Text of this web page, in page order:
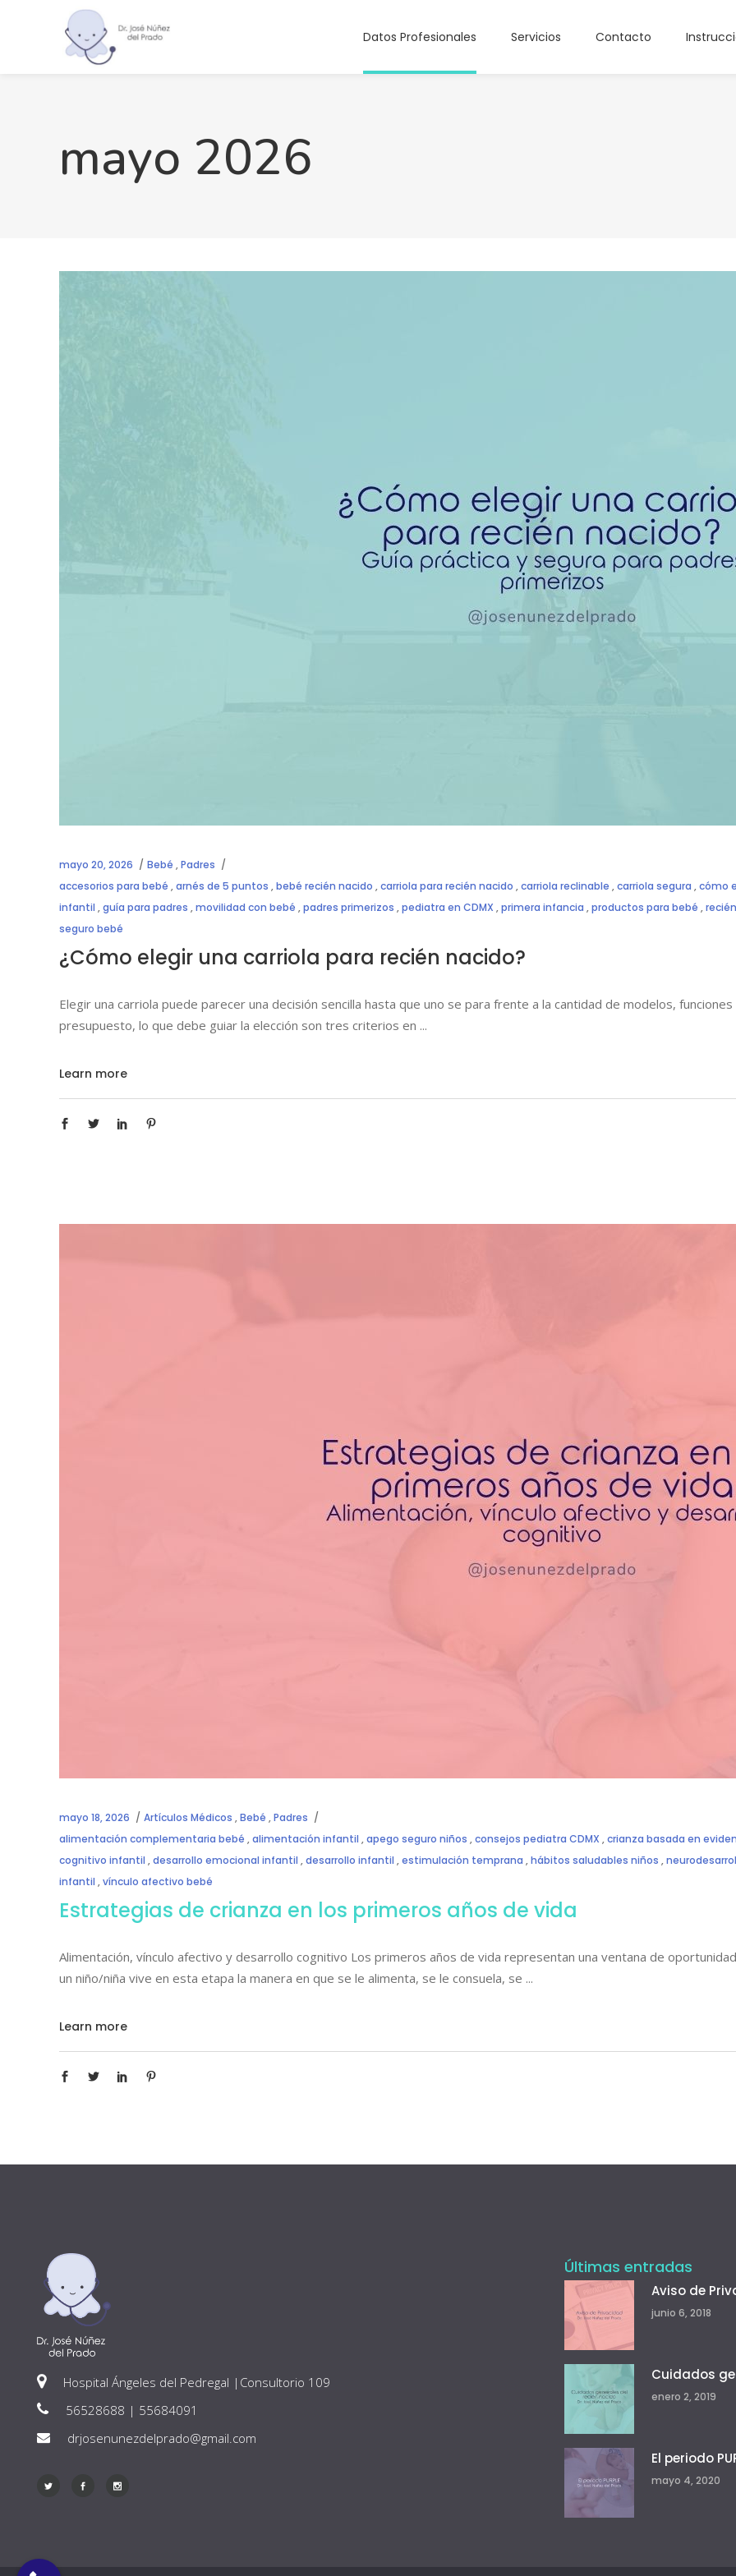
Datos Profesionales Servicios Contacto
mayo 2026
mayo 20, 2026 Bebé ,Padres
accesorios para bebé ,arnés de 5 puntos ,bebé recién nacido ,carriola para recién nacido ,carriola reclinable ,carriola segura ,cómo
infantil ,guía para padres ,movilidad con bebé ,padres primerizos ,pediatra en CDMX ,primera infancia ,productos para bebé ,
seguro bebé
¿Cómo elegir una carriola para recién nacido?
Elegir una carriola puede parecer una decisión sencilla hasta que uno se para frente a la cantidad de modelos,
presupuesto, lo que debe guiar la elección son tres criterios en
Learn more
mayo 18, 2026 Artículos Médicos ,Bebé ,Padres
alimentación complementaria bebé ,alimentación infantil ,apego seguro niños ,consejos pediatra CDMX ,crianza basada en
cognitivo infantil ,desarrollo emocional infantil ,desarrollo infantil ,estimulación temprana ,hábitos saludables niños ,
infantil ,vínculo afectivo bebé
Estrategias de crianza en los primeros años de vida
Alimentación, vínculo afectivo y desarrollo cognitivo Los primeros años de vida representan una ventana de
un niño/niña vive en esta etapa la manera en que se le alimenta, se le consuela, se
Learn more
Hospital Ángeles del Pedregal |Consultorio 109
56528688 | 55684091
drjosenunezdelprado@gmail.com
Últimas entradas
Aviso de
junio 6, 2018
Cuidados
enero 2, 2019
El periodo
mayo 4, 2020